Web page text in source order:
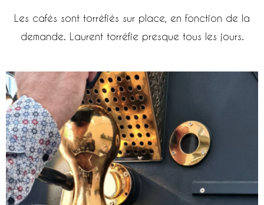
Les cafés sont torréfiés sur place, en fonction de la
demande. Laurent torréfie presque tous les jours.